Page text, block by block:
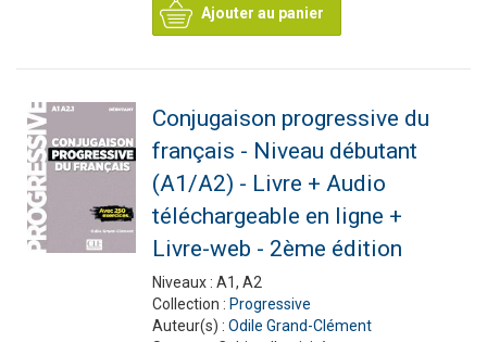
Ajouter au panier
Conjugaison progressive du
français - Niveau débutant
(A1/A2) - Livre + Audio
téléchargeable en ligne +
Livre-web - 2ème édition
Niveaux : A1, A2
Collection : Progressive
Auteur(s) : Odile Grand-Clément